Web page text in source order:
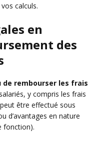
calculs.
en
des
rembourser les frais
y compris les frais
être effectué sous
d’avantages en nature
fonction).